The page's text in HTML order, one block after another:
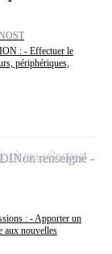
: - Effectuer le
périphériques,
: - Apporter un
aux nouvelles
Non renseigné
à ma sélection